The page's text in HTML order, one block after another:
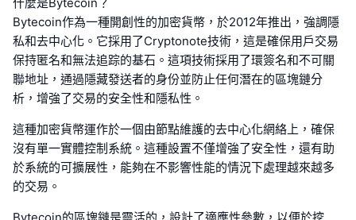
Bytecoin作為一種開創性的加密貨幣，於2012年推出，強調隱
私和去中心化。它採用了Cryptonote技術，這是確保用戶交易
保持匿名和無法追踪的基石。這項技術採用了環簽名和不可關
聯地址，通過隱藏發送者的身份並防止任何潛在的區塊鏈分
析，增強了交易的安全性和隱私性。
這種加密貨幣運作於一個由節點維護的去中心化網絡上，確保
沒有單一實體控制系統。這種設置不僅增強了安全性，還有助
於系統的可擴展性，能夠在不影響性能的情況下處理越來越多
的交易。